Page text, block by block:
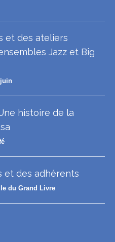
et des ateliers
Jazz et Big
histoire de la
et des adhérents
du Grand Livre